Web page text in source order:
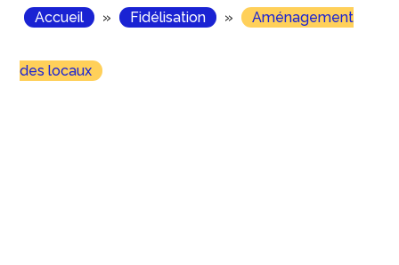
Accueil » Fidélisation » Aménagement
des locaux